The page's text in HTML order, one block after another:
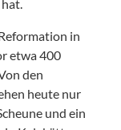
in
etwa 400
den
heute nur
und ein